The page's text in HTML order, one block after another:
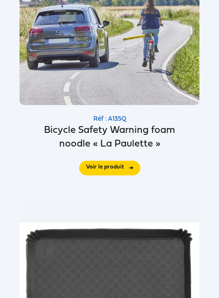
Réf : A135Q
Bicycle Safety Warning foam
noodle « La Paulette »
Voir le produit